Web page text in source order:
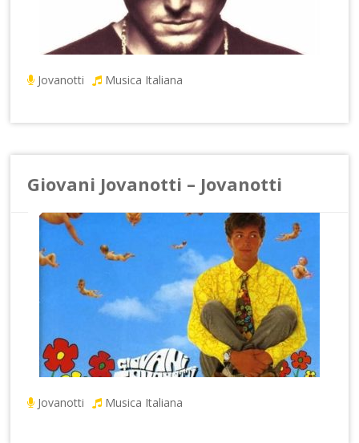
Jovanotti Musica Italiana
Giovani Jovanotti – Jovanotti
Jovanotti Musica Italiana